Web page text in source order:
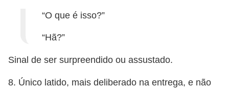
“O que é isso?”
“Hã?”
Sinal de ser surpreendido ou assustado.
8. Único latido, mais deliberado na entrega, e não
m
a